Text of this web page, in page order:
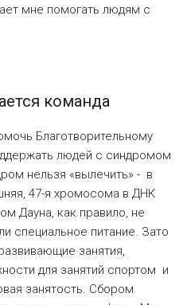
мне помогать людям с
команда
Благотворительному
людей с синдромом
нельзя «вылечить» - в
47-я хромосома в ДНК
Дауна, как правило, не
специальное питание. Зато
занятия,
для занятий спортом и
занятость. Сбором